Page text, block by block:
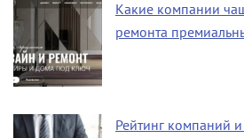
Какие компании
ремонта
Рейтинг компаний